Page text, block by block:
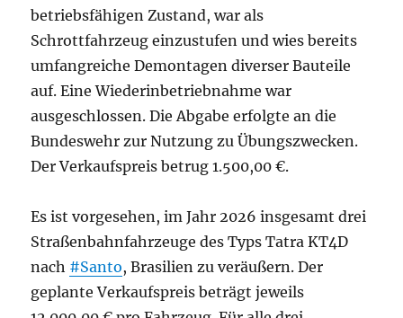
betriebsfähigen Zustand, war als
Schrottfahrzeug einzustufen und wies bereits
umfangreiche Demontagen diverser Bauteile
auf. Eine Wiederinbetriebnahme war
ausgeschlossen. Die Abgabe erfolgte an die
Bundeswehr zur Nutzung zu Übungszwecken.
Der Verkaufspreis betrug 1.500,00 €.
Es ist vorgesehen, im Jahr 2026 insgesamt drei
Straßenbahnfahrzeuge des Typs Tatra KT4D
nach #Santo, Brasilien zu veräußern. Der
geplante Verkaufspreis beträgt jeweils